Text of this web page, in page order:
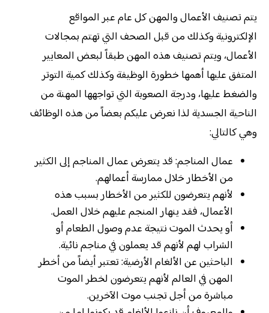
يتم تصنيف الأعمال والمهن كل عام عبر المواقع
الإلكترونية وكذلك من قبل الصحف التي تهتم بمجالات
الأعمال، ويتم تصنيف هذه المهن طبقاً لبعض المعايير
المتفق عليها أهمها خطورة الوظيفة وكذلك كمية التوتر
والضغط عليها، ودرجة الصعوبة التي تواجهها المهنة من
الناحية الجسدية لذا نعرض عليكم بعضاً من هذه الوظائف
وهي كالتالي:
عمال المناجم: قد يتعرض عمال المناجم إلى الكثير
من الأخطار خلال ممارسة أعمالهم.
لأنهم يتعرضون للكثير من الأخطار بسبب هذه
الأعمال، فقد ينهار المنجم عليهم خلال العمل.
أو يحدث الموت نتيجة عدم وصول الطعام أو
الشراب لهم لأنهم قد يعملون في مناجم نائية.
الباحثين عن الألغام الأرضية: تعتبر أيضاً من أخطر
المهن في العالم لأنهم يتعرضون لخطر الموت
مباشرة من أجل تجنب موت الآخرين.